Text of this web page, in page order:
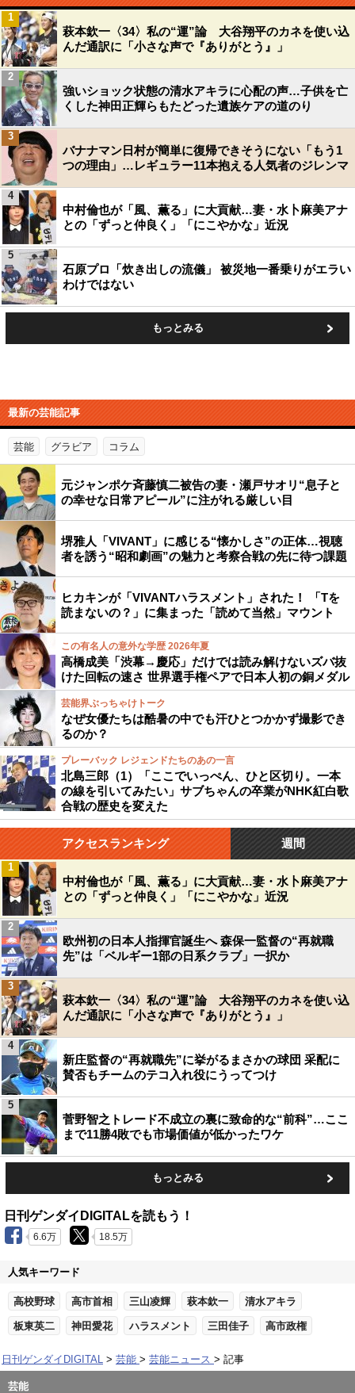
萩本欽一〈34〉私の“運”論 大谷翔平のカネを使い込
んだ通訳に「小さな声で『ありがとう』」
1
強いショック状態の清水アキラに心配の声…子供を亡
くした神田正輝らもたどった遺族ケアの道のり
2
バナナマン日村が簡単に復帰できそうにない「もう1
つの理由」…レギュラー11本抱える人気者のジレンマ
3
中村倫也が「風、薫る」に大貢献…妻・水卜麻美アナ
との「ずっと仲良く」「にこやかな」近況
4
石原プロ「炊き出しの流儀」 被災地一番乗りがエラい
わけではない
5
もっとみる
最新の芸能記事
芸能 グラビア コラム
元ジャンポケ斉藤慎二被告の妻・瀬戸サオリ“息子と
の幸せな日常アピール”に注がれる厳しい目
堺雅人「VIVANT」に感じる“懐かしさ”の正体…視聴
者を誘う“昭和劇画”の魅力と考察合戦の先に待つ課題
ヒカキンが「VIVANTハラスメント」された！ 「Tを
読まないの？」に集まった「読めて当然」マウント
この有名人の意外な学歴 2026年夏
高橋成美「渋幕→慶応」だけでは読み解けないズバ抜
けた回転の速さ 世界選手権ペアで日本人初の銅メダル
芸能界ぶっちゃけトーク
なぜ女優たちは酷暑の中でも汗ひとつかかず撮影でき
るのか？
プレーバック レジェンドたちのあの一言
北島三郎（1）「ここでいっぺん、ひと区切り。一本
の線を引いてみたい」サブちゃんの卒業がNHK紅白歌
合戦の歴史を変えた
アクセスランキング 週間
中村倫也が「風、薫る」に大貢献…妻・水卜麻美アナ
との「ずっと仲良く」「にこやかな」近況
1
欧州初の日本人指揮官誕生へ 森保一監督の“再就職
先”は「ベルギー1部の日系クラブ」一択か
2
萩本欽一〈34〉私の“運”論 大谷翔平のカネを使い込
んだ通訳に「小さな声で『ありがとう』」
3
新庄監督の“再就職先”に挙がるまさかの球団 采配に
賛否もチームのテコ入れ役にうってつけ
4
菅野智之トレード不成立の裏に致命的な“前科”…ここ
まで11勝4敗でも市場価値が低かったワケ
5
もっとみる
日刊ゲンダイDIGITALを読もう！
6.6万 18.5万
人気キーワード
高校野球 高市首相 三山凌輝 萩本欽一 清水アキラ
板東英二 神田愛花 ハラスメント 三田佳子 高市政権
日刊ゲンダイDIGITAL 芸能 芸能ニュース 記事
芸能